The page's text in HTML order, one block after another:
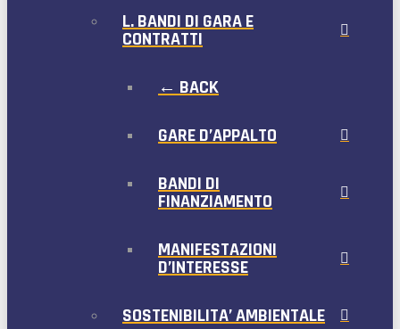
L. BANDI DI GARA E
CONTRATTI
← BACK
GARE D’APPALTO
BANDI DI
FINANZIAMENTO
MANIFESTAZIONI
D’INTERESSE
SOSTENIBILITA’ AMBIENTALE